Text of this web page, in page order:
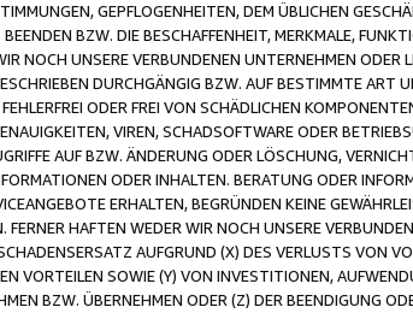
GEPFLOGENHEITEN, DEM ÜBLICHEN
BZW. DIE BESCHAFFENHEIT, MERKMALE,
NOCH UNSERE VERBUNDENEN UNTERNEHMEN
DURCHGÄNGIG BZW. AUF BESTIMMTE ART
ODER FREI VON SCHÄDLICHEN
VIREN, SCHADSOFTWARE ODER
AUF BZW. ÄNDERUNG ODER LÖSCHUNG,
ODER INHALTEN. BERATUNG ODER
ERHALTEN, BEGRÜNDEN KEINE
FERNER HAFTEN WEDER WIR NOCH UNSERE
AUFGRUND (X) DES VERLUSTS VON
VORTEILEN SOWIE (Y) VON INVESTITIONEN,
BZW. ÜBERNEHMEN ODER (Z) DER BEENDIGUNG